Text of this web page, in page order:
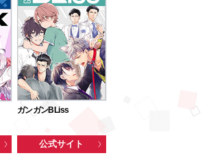
ガンガンBLiss
公式サイト